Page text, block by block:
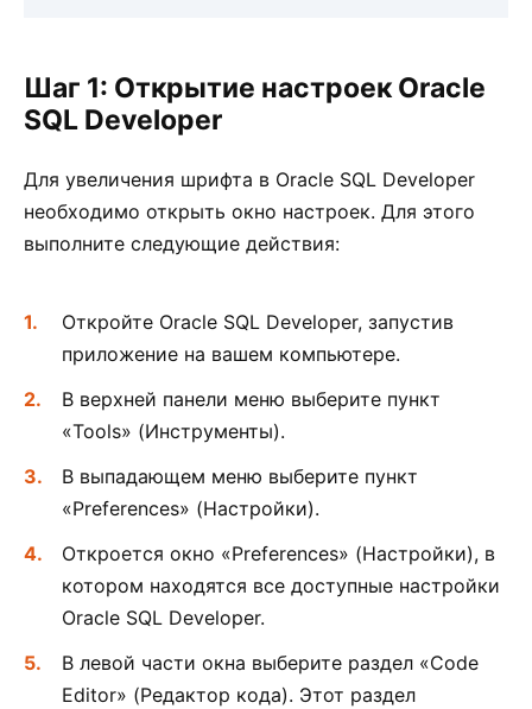
Шаг 1: Открытие настроек Oracle
SQL Developer
Для увеличения шрифта в Oracle SQL Developer
необходимо открыть окно настроек. Для этого
выполните следующие действия:
Откройте Oracle SQL Developer, запустив
приложение на вашем компьютере.
В верхней панели меню выберите пункт
«Tools» (Инструменты).
В выпадающем меню выберите пункт
«Preferences» (Настройки).
Откроется окно «Preferences» (Настройки), в
котором находятся все доступные настройки
Oracle SQL Developer.
В левой части окна выберите раздел «Code
Editor» (Редактор кода). Этот раздел